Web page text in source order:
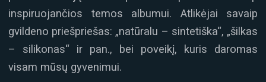
inspiruojančios temos albumui. Atlikėjai savaip
gvildeno priešpriešas: „natūralu – sintetiška“, „šilkas
– silikonas“ ir pan., bei poveikį, kuris daromas
visam mūsų gyvenimui.